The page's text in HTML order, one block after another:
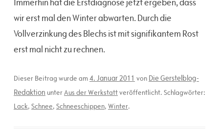
wir erst mal den Winter abwarten. Durch die
Vollverzinkung des Blechs ist mit signifikantem Rost
erst mal nicht zu rechnen.
Dieser Beitrag wurde am4. Januar 2011 von Die Gerstelblog-
Redaktion unterAus der Werkstattveröffentlicht. Schlagwörter:
Lack, Schnee, Schneeschippen, Winter.